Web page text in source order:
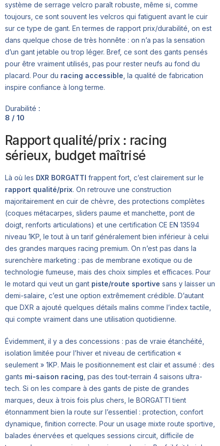
système de serrage velcro paraît robuste, même si, comme
toujours, ce sont souvent les velcros qui fatiguent avant le cuir
sur ce type de gant. En termes de rapport prix/durabilité, on est
dans quelque chose de très honnête : on n’a pas la sensation
d’un gant jetable ou trop léger. Bref, ce sont des gants pensés
pour être vraiment utilisés, pas pour rester neufs au fond du
placard. Pour du racing accessible , la qualité de fabrication
inspire confiance à long terme.
Durabilité :
8 / 10
Rapport qualité/prix : racing
sérieux, budget maîtrisé
Là où les DXR BORGATTI frappent fort, c’est clairement sur le
rapport qualité/prix. On retrouve une construction
majoritairement en cuir de chèvre, des protections complètes
(coques métacarpes, sliders paume et manchette, pont de
doigt, renforts articulations) et une certification CE EN 13594
niveau 1KP, le tout à un tarif généralement bien inférieur à celui
des grandes marques racing premium. On n’est pas dans la
surenchère marketing : pas de membrane exotique ou de
technologie fumeuse, mais des choix simples et efficaces. Pour
le motard qui veut un gant piste/route sportive sans y laisser un
demi-salaire, c’est une option extrêmement crédible. D’autant
que DXR a ajouté quelques détails malins comme l’index tactile,
qui compte vraiment dans une utilisation quotidienne.
Évidemment, il y a des concessions : pas de vraie étanchéité,
isolation limitée pour l’hiver et niveau de certification «
seulement » 1KP. Mais le positionnement est clair et assumé : des
gants mi-saison racing , pas des tout-terrain 4 saisons ultra-
tech. Si on les compare à des gants de piste de grandes
marques, deux à trois fois plus chers, le BORGATTI tient
étonnamment bien la route sur l’essentiel : protection, confort
dynamique, finition correcte. Pour un usage mixte route sportive,
balades énervées et quelques sessions circuit, difficile de